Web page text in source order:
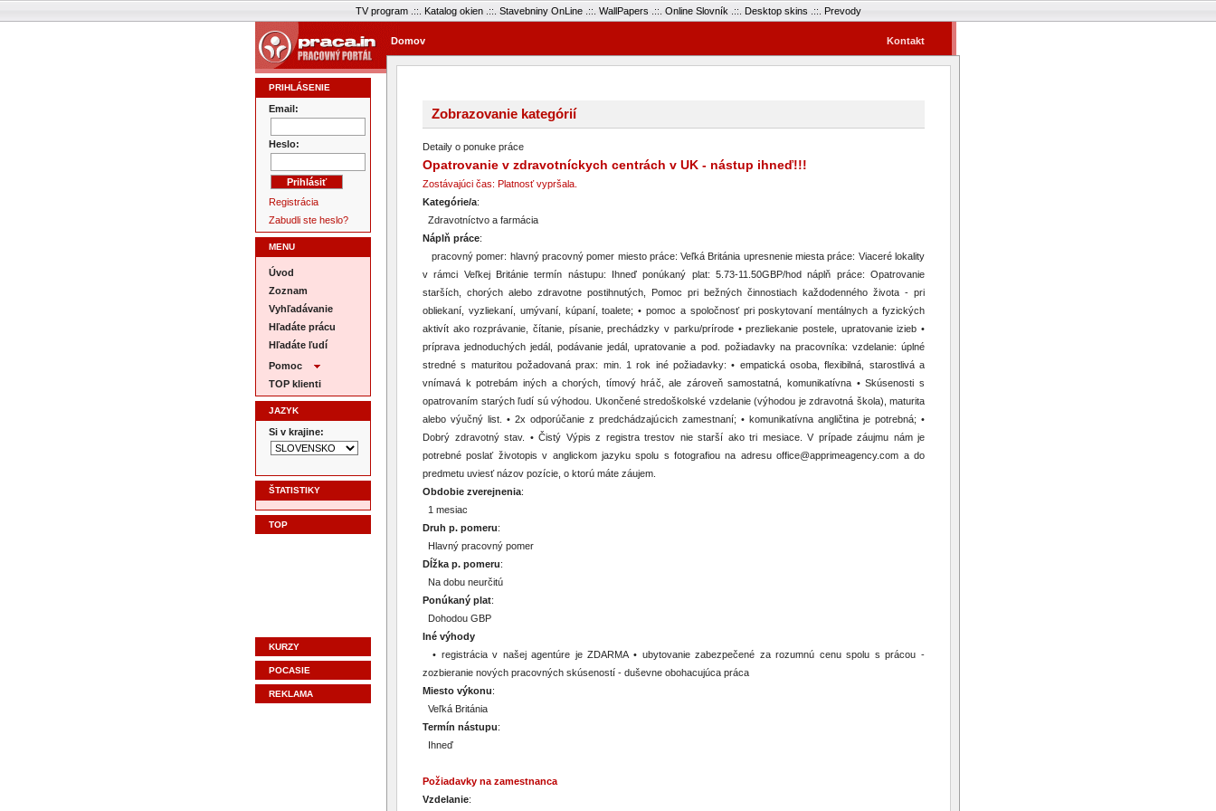
TV program.::. Katalog okien.::. Stavebniny OnLine.::. WallPapers .::. Online Slovník .::. Desktop skins .::. Prevody
Domov Kontakt
PRIHLÁSENIE
Email:
Heslo:
Registrácia
Zabudli ste heslo?
MENU
Úvod
Zoznam
Vyhľadávanie
Hľadáte prácu
Hľadáte ľudí
Pomoc
TOP klienti
JAZYK
Si v krajine:
ŠTATISTIKY
TOP
KURZY
POCASIE
REKLAMA
Zobrazovanie kategórií
Detaily o ponuke práce
Opatrovanie v zdravotníckych centrách v UK - nástup ihneď!!!
Zostávajúci čas: Platnosť vypršala.
Kategórie/a:
Zdravotníctvo a farmácia
Náplň práce:
pracovný pomer: hlavný pracovný pomer miesto práce: Veľká Británia upresnenie miesta práce: Viaceré lokality
v rámci Veľkej Británie termín nástupu: Ihneď ponúkaný plat: 5.73-11.50GBP/hod náplň práce: Opatrovanie
starších, chorých alebo zdravotne postihnutých, Pomoc pri bežných činnostiach každodenného života - pri
obliekaní, vyzliekaní, umývaní, kúpaní, toalete; • pomoc a spoločnosť pri poskytovaní mentálnych a fyzických
aktivít ako rozprávanie, čítanie, písanie, prechádzky v parku/prírode • prezliekanie postele, upratovanie izieb •
príprava jednoduchých jedál, podávanie jedál, upratovanie a pod. požiadavky na pracovníka: vzdelanie: úplné
stredné s maturitou požadovaná prax: min. 1 rok iné požiadavky: • empatická osoba, flexibilná, starostlivá a
vnímavá k potrebám iných a chorých, tímový hráč, ale zároveň samostatná, komunikatívna • Skúsenosti s
opatrovaním starých ľudí sú výhodou. Ukončené stredoškolské vzdelanie (výhodou je zdravotná škola), maturita
alebo výučný list. • 2x odporúčanie z predchádzajúcich zamestnaní; • komunikatívna angličtina je potrebná; •
Dobrý zdravotný stav. • Čistý Výpis z registra trestov nie starší ako tri mesiace. V prípade záujmu nám je
potrebné poslať životopis v anglickom jazyku spolu s fotografiou na adresu office@apprimeagency.com a do
predmetu uviesť názov pozície, o ktorú máte záujem.
Obdobie zverejnenia:
1 mesiac
Druh p. pomeru:
Hlavný pracovný pomer
Dĺžka p. pomeru:
Na dobu neurčitú
Ponúkaný plat:
Dohodou GBP
Iné výhody
• registrácia v našej agentúre je ZDARMA • ubytovanie zabezpečené za rozumnú cenu spolu s prácou -
zozbieranie nových pracovných skúseností - duševne obohacujúca práca
Miesto výkonu:
Veľká Británia
Termín nástupu:
Ihneď
Požiadavky na zamestnanca
Vzdelanie: